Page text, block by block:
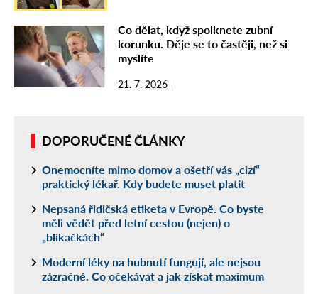
Co dělat, když spolknete zubní
korunku. Děje se to častěji, než si
myslíte
21. 7. 2026
DOPORUČENÉ ČLÁNKY
Onemocníte mimo domov a ošetří vás „cizí“
praktický lékař. Kdy budete muset platit
Nepsaná řidičská etiketa v Evropě. Co byste
měli vědět před letní cestou (nejen) o
„blikačkách“
Moderní léky na hubnutí fungují, ale nejsou
zázračné. Co očekávat a jak získat maximum